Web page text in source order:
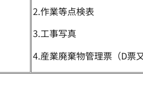
2.作業等点検表
3.工事写真
4.産業廃棄物管理票（D票